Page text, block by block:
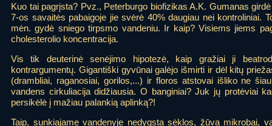
Kuo tai pagrįsta? Pvz., Peterburgo biofizikas A.K. Gumanas
7-os savaitės pabaigoje jie svėrė 40% daugiau nei kontroliniai.
mėn. gydė sniego tirpsmo vandeniu. Ir kaip? Visiems jiems
cholesterolio koncentracija.
Vis tik deuterinė senėjimo hipotezė, kaip gražiai ji
kontrargumentų. Gigantiški gyvūnai galėjo išmirti ir dėl kitų
(drambliai, raganosiai, gorilos,...) ir floros atstovai išliko ne
vandens cirkuliacija didžiausia. O banginiai? Juk jų protėviai
persikėlė į mažiau palankią aplinką?!
Taip, sunkiajame vandenyje nedygsta sėklos, žūva mikrobai,